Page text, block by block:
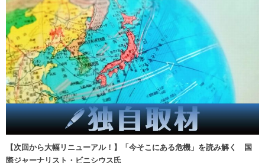
【次回から大幅リニューアル！】「今そこにある危機」を読み解く 国
際ジャーナリスト・ビニシウス氏